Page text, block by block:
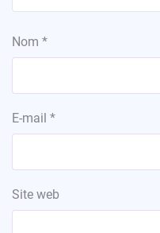
Nom *
E-mail *
Site web